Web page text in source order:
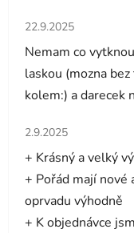
Hodnocení
22.9.2025
Nemam co
laskou (mozna
kolem:) a darecek
Hodnocení
2.9.2025
+ Krásný a velký
+ Pořád mají nové
oprvadu výhodně
+ K objednávce